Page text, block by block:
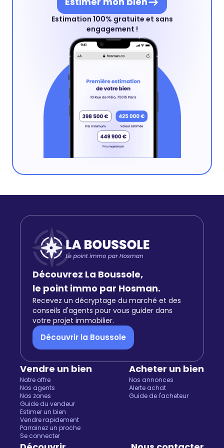
Estimation 100% gratuite et sans
engagement !
Découvrez La Boussole,
le point immo par Hosman.
Recevez un décryptage du marché et des
conseils d'agents pour vous guider dans
votre projet immobilier.
Découvrir la Boussole
Vendre un bien
Notre offre
Nos agents
Nos zones
Guide du vendeur
Estimer un bien
Vendre rapidement
Parrainez un proche
Se connecter
Acheter un bien
Nos annonces
Alerte achat
Guide de l'acheteur